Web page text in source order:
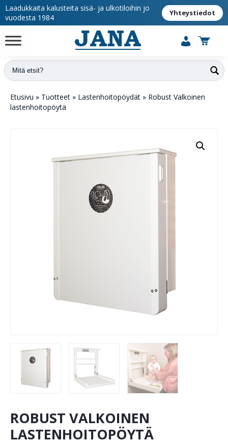
Laadukkaita kalusteita sisä- ja ulkotiloihin jo
vuodesta 1984
Yhteystiedot
Etusivu » Tuotteet » Lastenhoito­pöydät » Robust Valkoinen
lastenhoitopöytä
ROBUST VALKOINEN
LASTENHOITOPÖYTÄ